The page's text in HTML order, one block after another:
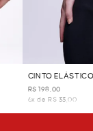
CINTO
DOURADO
R$ 198,00
6x de R$ 33,00